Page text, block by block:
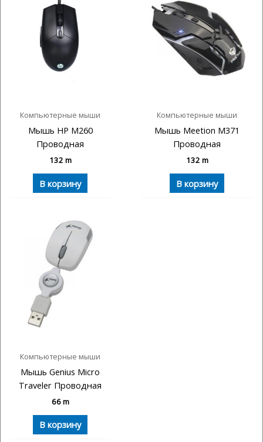
Компьютерные мыши
Мышь HP M260
Проводная
132 m
В корзину
Компьютерные мыши
Мышь Meetion M371
Проводная
132 m
В корзину
Компьютерные мыши
Мышь Genius Micro
Traveler Проводная
66m
В корзину